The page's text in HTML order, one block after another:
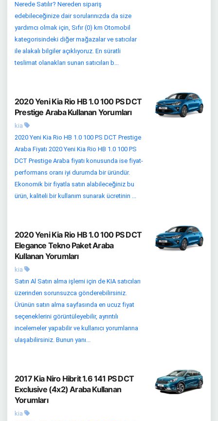
Nerede Satılır? Nereden sipariş
edebileceğinize dair sorularınızda da size
yardımcı olmak için, Sıfır (0) km Otomobil
kategorisindeki diğer mağazalar ve satıcılar
ile alakalı bilgiler açıklıyoruz. En süratli
teslimat olanakları sunan satıcıları b...
2020 Yeni Kia Rio HB 1.0 100 PS DCT
Prestige Araba Kullanan Yorumları
kia
2020 Yeni Kia Rio HB 1.0 100 PS DCT Prestige
Araba Fiyatı 2020 Yeni Kia Rio HB 1.0 100 PS
DCT Prestige Araba fiyatı konusunda ise fiyat-
performans oranı iyi durumda bir üründür.
Ekonomik bir fiyatla satın alabileceğiniz bu
ürün, kaliteli bir kullanım sunarak ücretinin ...
2020 Yeni Kia Rio HB 1.0 100 PS DCT
Elegance Tekno Paket Araba
Kullanan Yorumları
kia
Satın Al Satın alma işlemi için de KIA satıcıları
üzerinden sorunsuzca gönderebilirsiniz.
Ürünün satın alma sayfasında en ucuz fiyat
seçeneklerini görüntüleyebilir, ayrıntılı
incelemeler yapabilir ve kullanıcı yorumlarına
ulaşabilirsiniz. Bunun yanı...
2017 Kia Niro Hibrit 1.6 141 PS DCT
Exclusive (4x2) Araba Kullanan
Yorumları
kia